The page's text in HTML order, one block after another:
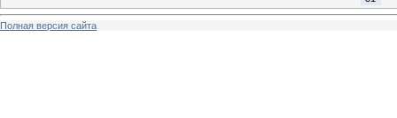
Полная версия сайта